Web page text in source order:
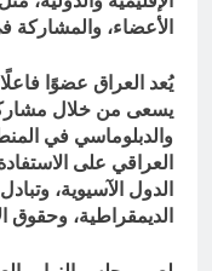
الأعضاء،
يُعد العراق عضوًا
يسعى من خلال
والدبلوماسي في
العراقي على
الدول الآسيوية،
الديمقراطية، وحقوق